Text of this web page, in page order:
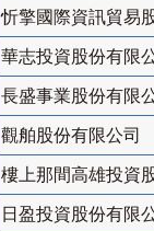
忻擎國際資訊貿易
華志投資股份有限
長盛事業股份有限
觀舶股份有限公司
樓上那間高雄投資
日盈投資股份有限